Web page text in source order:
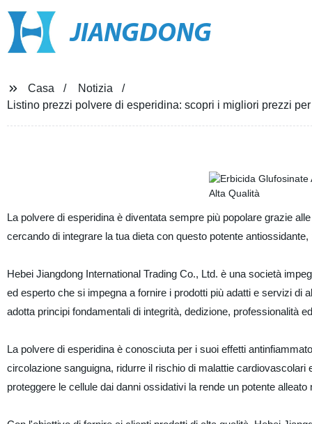
JIANGDONG
Casa
Notizia
Listino prezzi polvere di esperidina: scopri i migliori prezzi
La polvere di esperidina è diventata sempre più popolare grazie
cercando di integrare la tua dieta con questo potente
Hebei Jiangdong International Trading Co., Ltd. è una società
ed esperto che si impegna a fornire i prodotti più adatti e servizi di
adotta principi fondamentali di integrità, dedizione, professionalità
La polvere di esperidina è conosciuta per i suoi effetti
circolazione sanguigna, ridurre il rischio di malattie
proteggere le cellule dai danni ossidativi la rende un potente